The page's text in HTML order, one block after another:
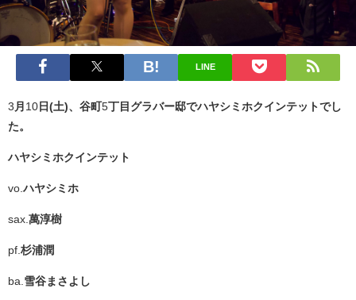
LINE
3 月 10 日(土)、谷町5丁目グラバー邸でハヤシミホクインテットでし
た。
ハヤシミホクインテット
vo.ハヤシミホ
sax. 萬淳樹
pf. 杉浦潤
ba. 雪谷まさよし